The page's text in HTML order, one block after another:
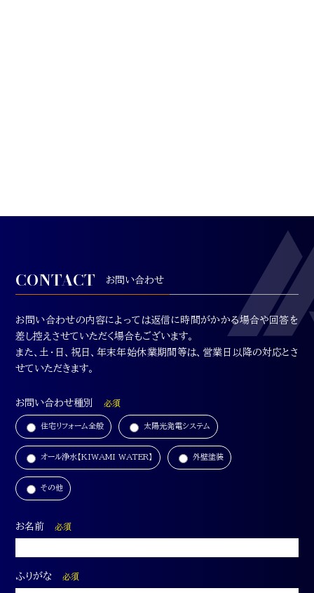
CONTACT お問い合わせ
お問い合わせの内容によっては返信に時間がかかる場合や回答を
差し控えさせていただく場合もございます。
また、土・日、祝日、年末年始休業期間等は、営業日以降の対応とさ
せていただきます。
お問い合わせ種別 必須
住宅リフォーム全般 太陽光発電システム
オール浄水【KIWAMI WATER】 外壁塗装
その他
お名前 必須
ふりがな 必須